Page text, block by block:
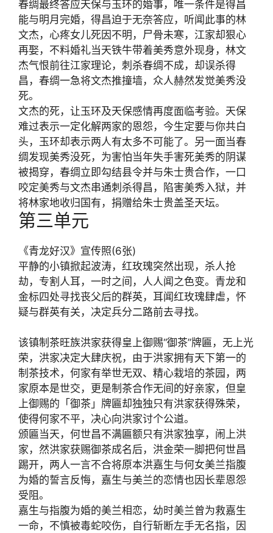
春绸最终答应天保与玉环的婚事，唯一条件是得昌
能与明月完婚，得昌迫于无奈答应，听闻此事的林
文杰，心疼女儿死因不明，尸骨未寒，江家却狠心
再娶，不料婚礼当天铁牛带着美秀意外现身，林文
杰气恨前往江家理论，刺杀春绸不成，却误杀得
昌，春绸一急将文杰推撞墙，众人赫然发觉美秀没
死。
文杰的死，让玉环及天保感情再度面临考验。天保
难过表示一定化解两家的恩怨，今生定要与你共白
头，玉环却表示两人有太多不可能了。另一面当春
绸发现美秀没死，为害怕当年失手害死美秀的阴谋
被揭穿，春绸立即勾结县令并与朱士贵合作，一口
咬定美秀与文杰串通刺杀得昌，陷害美秀入狱，并
将林家地收归国有，捐赠给朱士贵盖圣天坛。
第三单元
《青龙好汉》宣传照(6张)
平静的小镇掀起波涛，红玫瑰突然出现，杀人抢
劫，专割人耳，一时之间，人人闻之色变。青龙和
金标四处寻找丧父后的群英，耳闻红玫瑰肆虐，怀
疑与群英有关，决定兵分二路前去寻找。
该镇制茶旺族洪家获得皇上御赐“御茶”牌匾，无上光
荣，洪家决定大肆庆祝，由于洪家拥有天下第一的
制茶技术，何家有举世无双、精心栽培的茶园，两
家原本是世交，更是制茶合作无间的好亲家，但皇
上御赐的「御茶」牌匾却独独只有洪家获得殊荣，
使得何家不平，决心向洪家讨个公道。
颁匾当天，何世昌不满匾额只有洪家独享，闹上洪
家，然洪家获赐御茶成名后，洪金荣一脚把何世昌
踢开，两人一言不合将原本洪嘉生与何女美兰指腹
为婚的誓言反悔，嘉生与美兰的恋情也因长辈恩怨
受阻。
嘉生与指腹为婚的美兰相恋，幼时美兰曾为救嘉生
一命，不慎被毒蛇咬伤，自行斩断左手无名指，因